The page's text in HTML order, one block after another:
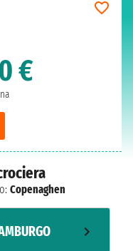
€
Copenaghen